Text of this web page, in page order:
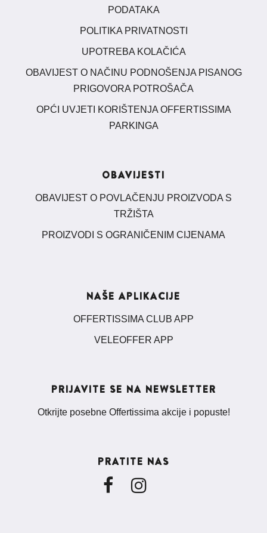
PODATAKA
POLITIKA PRIVATNOSTI
UPOTREBA KOLAČIĆA
OBAVIJEST O NAČINU PODNOŠENJA PISANOG
PRIGOVORA POTROŠAČA
OPĆI UVJETI KORIŠTENJA OFFERTISSIMA
PARKINGA
OBAVIJESTI
OBAVIJEST O POVLAČENJU PROIZVODA S
TRŽIŠTA
PROIZVODI S OGRANIČENIM CIJENAMA
NAŠE APLIKACIJE
OFFERTISSIMA CLUB APP
VELEOFFER APP
PRIJAVITE SE NA NEWSLETTER
Otkrijte posebne Offertissima akcije i popuste!
PRATITE NAS